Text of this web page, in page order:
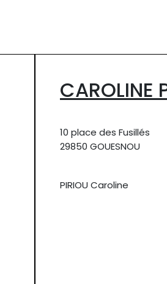
CAROLINE
10 place des Fusillés
29850 GOUESNOU
PIRIOU Caroline